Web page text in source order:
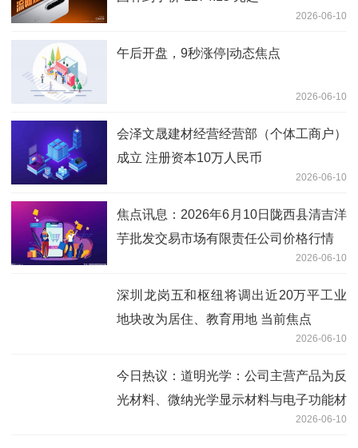
2026-06-10
午后开盘，9秒涨停|动态焦点
2026-06-10
会泽文晟建材经营经营部（个体工商户）
成立 注册资本10万人民币
2026-06-10
焦点讯息：2026年6月10日陇西县清吉洋
芋批发交易市场有限责任公司价格行情
2026-06-10
深圳龙岗五和枢纽将调出近20万平工业
地块改为居住、教育用地 当前焦点
2026-06-10
今日热议：道明光学：公司主营产品为反
光材料、微纳光学显示材料与电子功能材
2026-06-10